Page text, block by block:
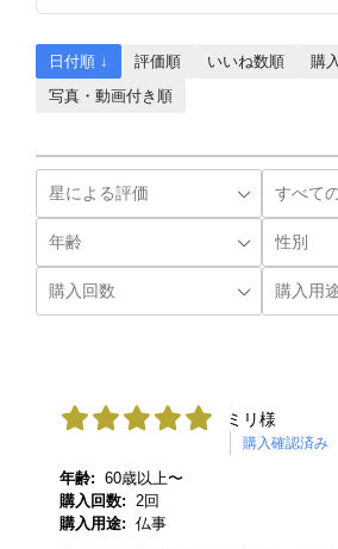
日付順 ↓ 評価順 いいね数順
購
写真・動画付き順
ミリ様
購入確認済み
年齢: 60歳以上〜
購入回数: 2回
購入用途: 仏事